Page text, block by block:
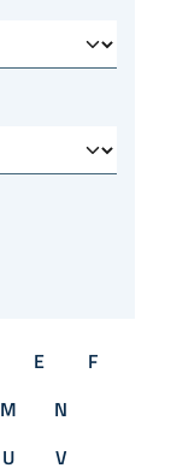
E
F
M
N
U
V